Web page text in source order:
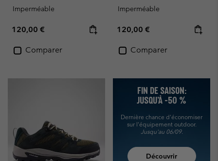
Imperméable
Regular price:
120,00 €
Comparer
Imperméable
Regular price:
120,00 €
Comparer
FIN DE SAISON:
JUSQU’À -50 %
Dernière chance d'économiser
sur l'équipement outdoor.
Jusqu'au 06/09.
Découvrir